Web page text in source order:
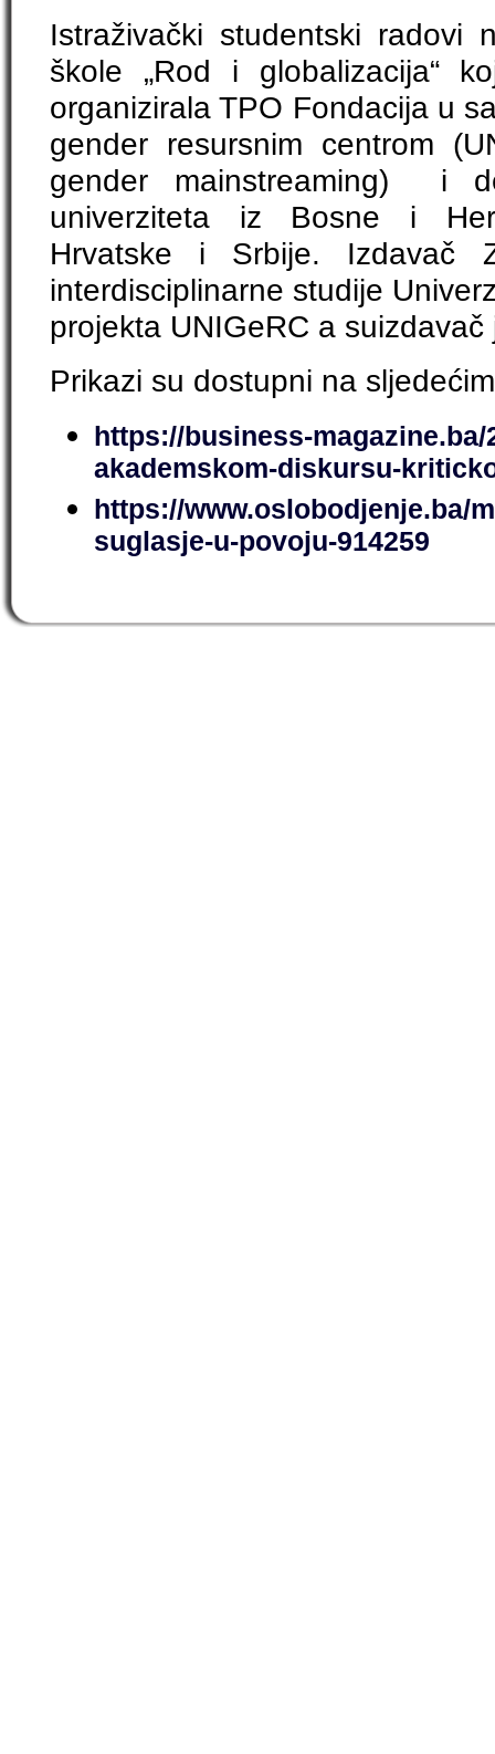
Istraživački studentski radovi
škole „Rod i globalizacija“
organizirala TPO Fondacija u
gender resursnim centrom
gender mainstreaming) i
univerziteta iz Bosne i
Hrvatske i Srbije. Izdavač
interdisciplinarne studije
projekta UNIGeRC a
Prikazi su dostupni na
https://business-
akademskom-diskursu-
https://www.oslobodjenje.ba/
suglasje-u-povoju-914259